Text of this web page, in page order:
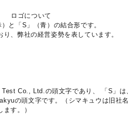
と「S」（青）の結合形です。
、弊社の経営姿勢を表しています。
Test Co., Ltd.の頭文字であり、 「S」は
の頭文字です。（シマキュウは旧社
す。）